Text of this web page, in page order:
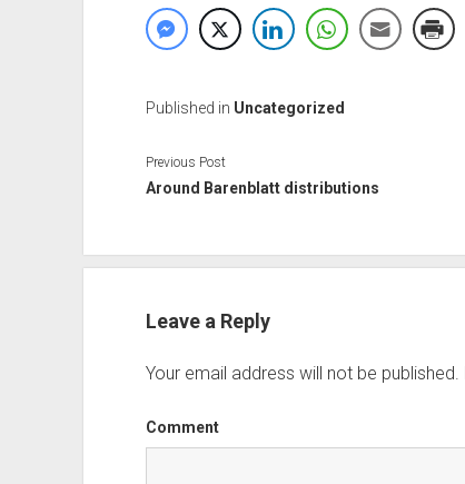
Published in Uncategorized
Previous Post
Around Barenblatt distributions
Leave a Reply
Your email address will not be published.
Comment